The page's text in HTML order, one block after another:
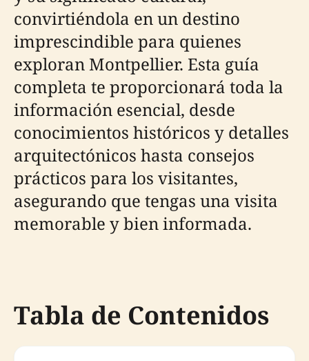
convirtiéndola en un destino
imprescindible para quienes
exploran Montpellier. Esta guía
completa te proporcionará toda la
información esencial, desde
conocimientos históricos y detalles
arquitectónicos hasta consejos
prácticos para los visitantes,
asegurando que tengas una visita
memorable y bien informada.
Tabla de Contenidos